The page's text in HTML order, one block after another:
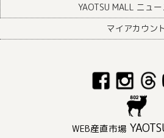
YAOTSU MALL ニュ
マイアカウン
WEB産直市場